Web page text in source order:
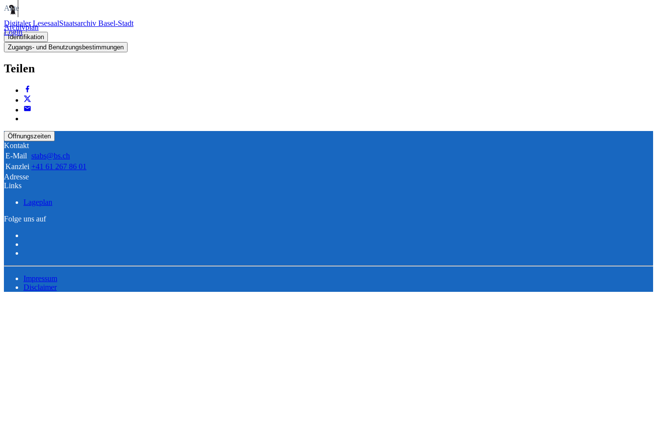
Digitaler LesesaalStaatsarchiv Basel-Stadt
Login
Akte
Archivplan
Identifikation
Zugangs- und Benutzungsbestimmungen
Teilen
Öffnungszeiten
Kontakt
E-Mail stabs@bs.ch
Kanzlei +41 61 267 86 01
Adresse
Links
Lageplan
Folge uns auf
Impressum
Disclaimer